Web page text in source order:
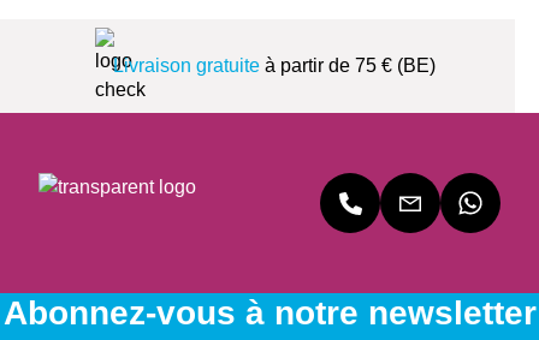
Livraison gratuiteà partir de 75 € (BE)
Abonnez-vous à notre newsletter